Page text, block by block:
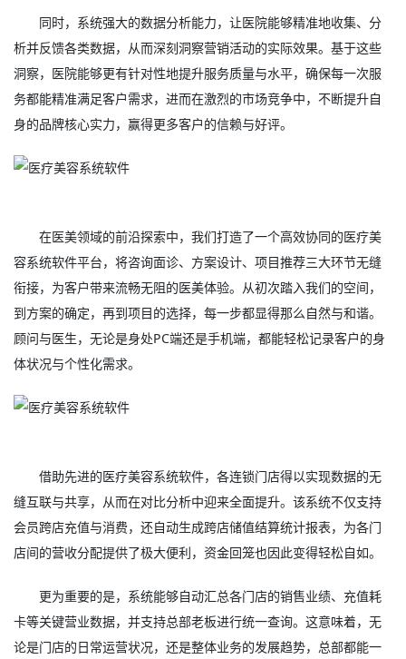
同时，系统强大的数据分析能力，让医院能够精准地收集、分
析并反馈各类数据，从而深刻洞察营销活动的实际效果。基于这些
洞察，医院能够更有针对性地提升服务质量与水平，确保每一次服
务都能精准满足客户需求，进而在激烈的市场竞争中，不断提升自
身的品牌核心实力，赢得更多客户的信赖与好评。
在医美领域的前沿探索中，我们打造了一个高效协同的医疗美
容系统软件平台，将咨询面诊、方案设计、项目推荐三大环节无缝
衔接，为客户带来流畅无阻的医美体验。从初次踏入我们的空间，
到方案的确定，再到项目的选择，每一步都显得那么自然与和谐。
顾问与医生，无论是身处PC端还是手机端，都能轻松记录客户的身
体状况与个性化需求。
借助先进的医疗美容系统软件，各连锁门店得以实现数据的无
缝互联与共享，从而在对比分析中迎来全面提升。该系统不仅支持
会员跨店充值与消费，还自动生成跨店储值结算统计报表，为各门
店间的营收分配提供了极大便利，资金回笼也因此变得轻松自如。
更为重要的是，系统能够自动汇总各门店的销售业绩、充值耗
卡等关键营业数据，并支持总部老板进行统一查询。这意味着，无
论是门店的日常运营状况，还是整体业务的发展趋势，总部都能一